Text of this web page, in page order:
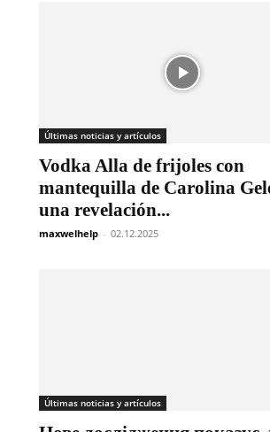
Últimas noticias y artículos
Vodka Alla de frijoles con
mantequilla de Carolina
una revelación...
maxwelhelp - 02.12.2025
Últimas noticias y artículos